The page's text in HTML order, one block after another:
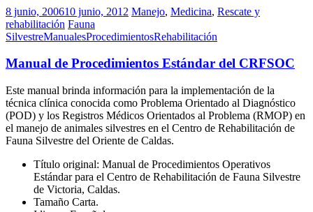
8 junio, 200610 junio, 2012 Manejo, Medicina, Rescate y
rehabilitación Fauna
SilvestreManualesProcedimientosRehabilitación
Manual de Procedimientos Estándar del CRFSOC
Este manual brinda información para la implementación de la
técnica clínica conocida como Problema Orientado al Diagnóstico
(POD) y los Registros Médicos Orientados al Problema (RMOP) en
el manejo de animales silvestres en el Centro de Rehabilitación de
Fauna Silvestre del Oriente de Caldas.
Título original: Manual de Procedimientos Operativos
Estándar para el Centro de Rehabilitación de Fauna Silvestre
de Victoria, Caldas.
Tamaño Carta.